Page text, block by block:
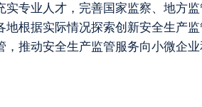
专业人才，完善国家监察、地方
根据实际情况探索创新安全生产
推动安全生产监管服务向小微企